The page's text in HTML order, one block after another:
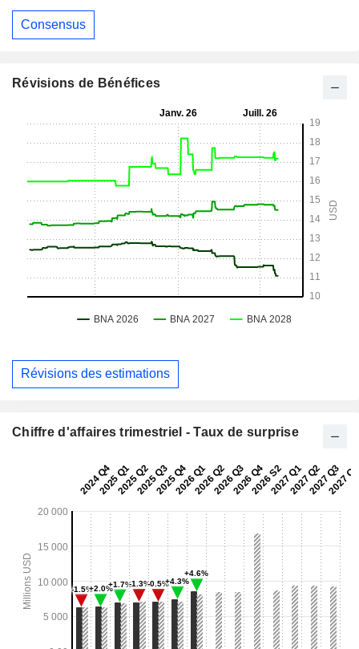
Consensus
Révisions de Bénéfices
Révisions des estimations
Chiffre d'affaires trimestriel - Taux de surprise